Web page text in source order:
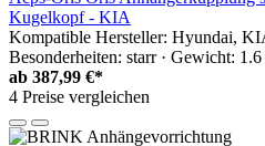
Kugelkopf - KIA
Kompatible Hersteller: Hyundai,
Besonderheiten: starr · Gewicht:
ab 387,99 €*
4 Preise vergleichen